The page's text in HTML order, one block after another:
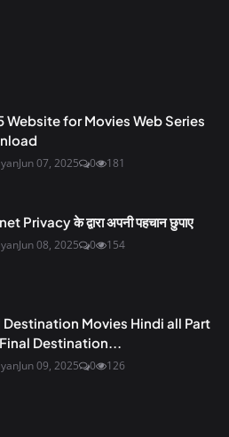
Website for Movies Web Series
Jun 07, 2025 0 181
Privacy के द्वारा अपनी पहचान छुपाए
Jun 08, 2025 0 154
Destination Movies Hindi all Part
Destination...
Jun 09, 2025 0 126